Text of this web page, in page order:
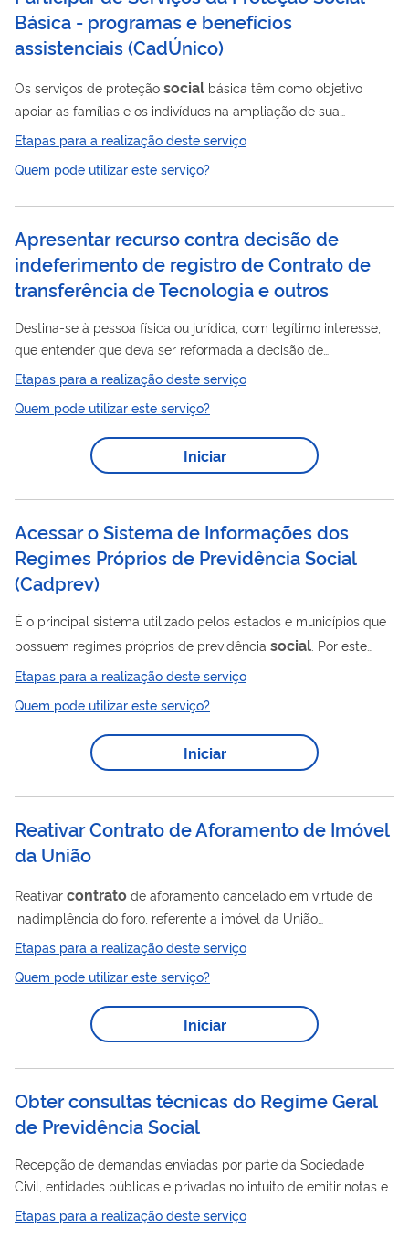
Básica - programas e benefícios
assistenciais(CadÚnico)
Os serviços de proteção social básica têm como objetivo
apoiar as famílias e os indivíduos na ampliação de sua
proteçãosocial, promovendo o acesso a direitos e
serviços atendem o conjunto da população em situação de
vulnerabilidade, incluindo pessoas inseridas no Cadastro Único,
Prestação Continuada (BPC), entre outros. Os serviços da
proteçãosocialbásica são estes: •...
Etapas para a realização deste serviço
Quem pode utilizar este serviço?
Apresentar recurso contra decisão de
indeferimento de registro de Contrato de
transferência de Tecnologia e outros
Destina-se à pessoa física ou jurídica, com legítimo interesse,
que entender que deva ser reformada a decisão de
indeferimento do pedido de registro de
assistência técnica e científica, de fatura e de franquia, ou
averbação de licença compulsória para exploração de patente,
contratode licença de exploração de direitos de
Etapas para a realização deste serviço
Quem pode utilizar este serviço?
Iniciar
Acessar o Sistema de Informações dos
Regimes Próprios de Previdência Social
(Cadprev)
É o principal sistema utilizado pelos estados e municípios que
possuem regimes próprios de previdência social
sistema são enviadas as informações relativas aos regimes
previdenciários necessárias para a emissão do Certificado de
Regularidade Previdenciária – CRP O sistema possui módulos
de Histórico dos Regimes, Prova de Vida, Dívida Previdenciária,
referente aos Repasses/Parcelamentos requeridos pelo Ente
seguintes...
Etapas para a realização deste serviço
Quem pode utilizar este serviço?
Iniciar
Reativar Contrato de Aforamento de Imóvel
da União
Reativar contrato de aforamento cancelado em virtude de
inadimplência do foro, referente a imóvel da União
administrado pela Secretaria do Patrimônio da União - SPU.
Etapas para a realização deste serviço
Quem pode utilizar este serviço?
Iniciar
Obter consultas técnicas do Regime Geral
de Previdência Social
Recepção de demandas enviadas por parte da Sociedade
Civil, entidades públicas e privadas no intuito de emitir notas e
pareceres que esclareçam as dúvidas questionadas. Emissão
de notas e pareceres a fim de dirimir as dúvidas suscitadas
Etapas para a realização deste serviço